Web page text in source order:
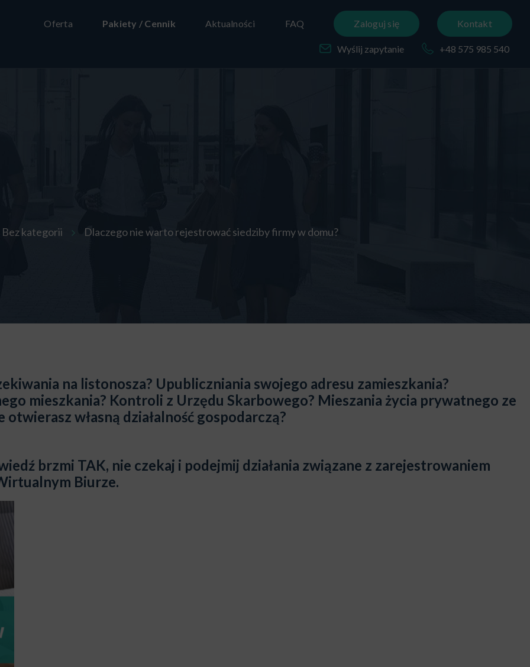
Oferta Pakiety / Cennik Aktualności FAQ Zaloguj się Kontakt
Wyślij zapytanie +48 575 985 540
Bez kategorii Dlaczego nie warto rejestrować siedziby firmy w domu?
na listonosza? Upubliczniania swojego adresu zamieszkania?
mieszkania? Kontroli z Urzędu Skarbowego? Mieszania życia prywatnego ze
otwierasz własną działalność gospodarczą?
brzmi TAK, nie czekaj i podejmij działania związane z zarejestrowaniem
Biurze.